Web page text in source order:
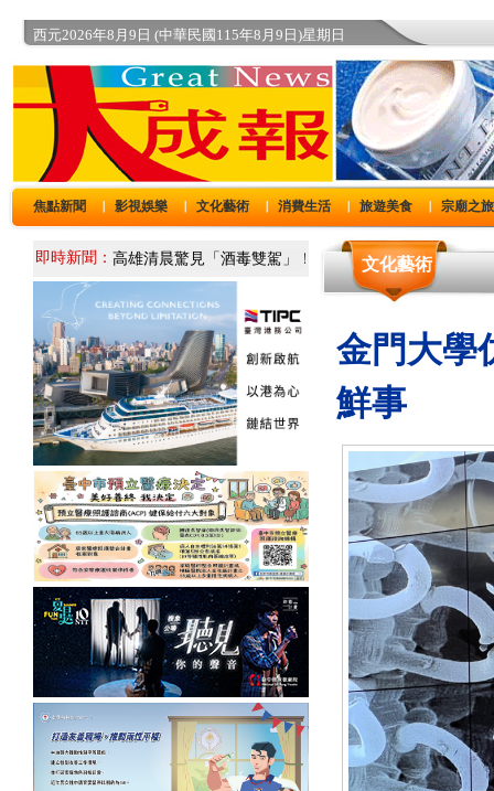
西元2026年8月9日 (中華民國115年8月9日)星期日
焦點新聞 影視娛樂 文化藝術 消費生活 旅遊美食 宗廟之旅
即時新聞： 文化藝術
金門大學
鮮事